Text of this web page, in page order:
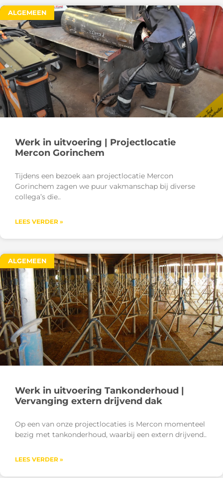
ALGEMEEN
Werk in uitvoering | Projectlocatie
Mercon Gorinchem
Tijdens een bezoek aan projectlocatie Mercon
Gorinchem zagen we puur vakmanschap bij diverse
collega’s die
LEES VERDER »
ALGEMEEN
Werk in uitvoering Tankonderhoud |
Vervanging extern drijvend dak
Op een van onze projectlocaties is Mercon momenteel
bezig met tankonderhoud, waarbij een extern drijvend
LEES VERDER »